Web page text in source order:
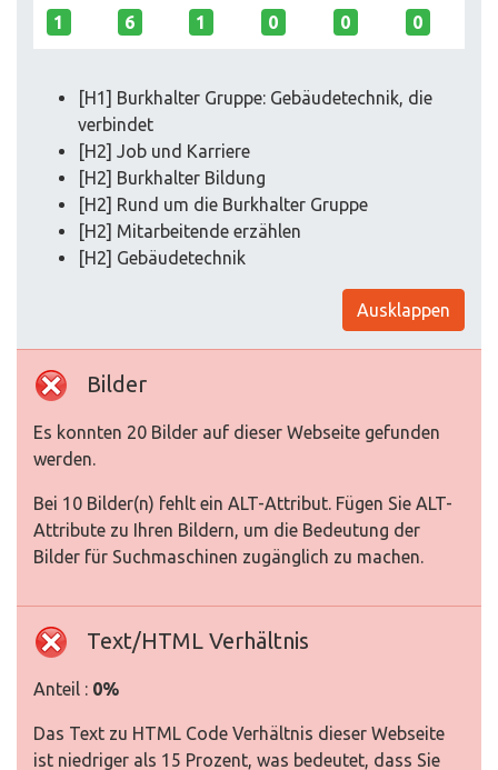
1 6 1 0 0 0
[H1] Burkhalter Gruppe: Gebäudetechnik, die
verbindet
[H2] Job und Karriere
[H2] Burkhalter Bildung
[H2] Rund um die Burkhalter Gruppe
[H2] Mitarbeitende erzählen
[H2] Gebäudetechnik
Ausklappen
Bilder
Es konnten 20 Bilder auf dieser Webseite gefunden
werden.
Bei 10 Bilder(n) fehlt ein ALT-Attribut. Fügen Sie ALT-
Attribute zu Ihren Bildern, um die Bedeutung der
Bilder für Suchmaschinen zugänglich zu machen.
Text/HTML Verhältnis
Anteil : 0%
Das Text zu HTML Code Verhältnis dieser Webseite
ist niedriger als 15 Prozent, was bedeutet, dass Sie